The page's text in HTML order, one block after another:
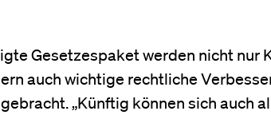
Gesetzespaket werden nicht nur
auch wichtige rechtliche
„Künftig können sich auch